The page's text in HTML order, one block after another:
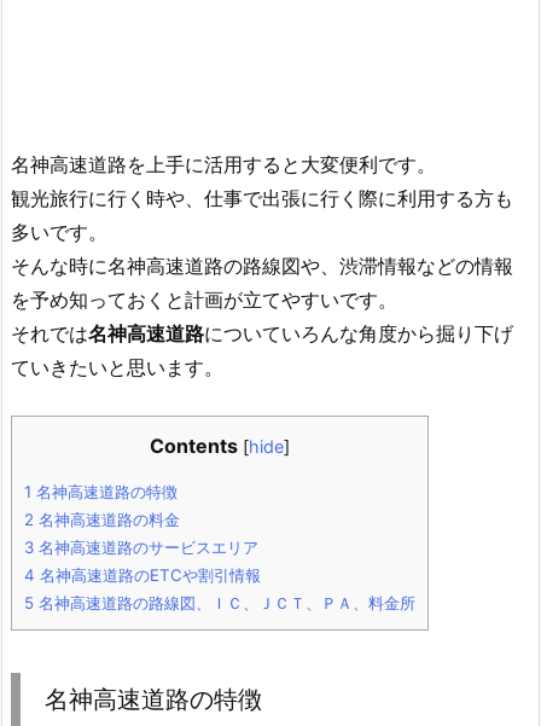
名神高速道路を上手に活用すると大変便利です。
観光旅行に行く時や、仕事で出張に行く際に利用する方も
多いです。
そんな時に名神高速道路の路線図や、渋滞情報などの情報
を予め知っておくと計画が立てやすいです。
それでは名神高速道路についていろんな角度から掘り下げ
ていきたいと思います。
Contents [hide]
1 名神高速道路の特徴
2 名神高速道路の料金
3 名神高速道路のサービスエリア
4 名神高速道路のETCや割引情報
5 名神高速道路の路線図、ＩＣ、ＪＣＴ、ＰＡ、料金所
名神高速道路の特徴